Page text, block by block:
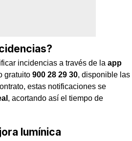
incidencias a través de la app
gratuito 900 28 29 30, disponible las
estas notificaciones se
, acortando así el tiempo de
lumínica